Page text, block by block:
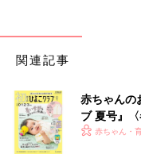
関連記事
赤ちゃんの
ブ 夏号』
く！ おっ
赤ちゃん・